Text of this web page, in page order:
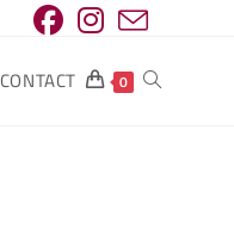
CONTACT 0